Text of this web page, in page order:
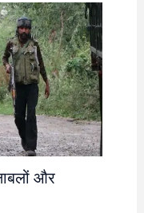
और